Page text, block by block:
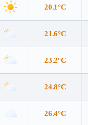
20.1°C
21.6°C
23.2°C
24.8°C
26.4°C